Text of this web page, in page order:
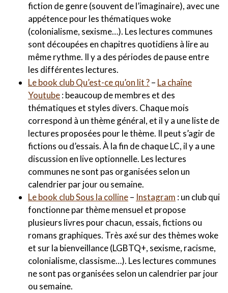
fiction de genre (souvent de l’imaginaire), avec une
appétence pour les thématiques woke
(colonialisme, sexisme…). Les lectures communes
sont découpées en chapitres quotidiens à lire au
même rythme. Il y a des périodes de pause entre
les différentes lectures.
Le book club Qu’est-ce qu’on lit ?– La chaîne
Youtube: beaucoup de membres et des
thématiques et styles divers. Chaque mois
correspond à un thème général, et il y a une liste de
lectures proposées pour le thème. Il peut s’agir de
fictions ou d’essais. À la fin de chaque LC, il y a une
discussion en live optionnelle. Les lectures
communes ne sont pas organisées selon un
calendrier par jour ou semaine.
Le book club Sous la colline– Instagram : un club qui
fonctionne par thème mensuel et propose
plusieurs livres pour chacun, essais, fictions ou
romans graphiques. Très axé sur des thèmes woke
et sur la bienveillance (LGBTQ+, sexisme, racisme,
colonialisme, classisme…). Les lectures communes
ne sont pas organisées selon un calendrier par jour
ou semaine.